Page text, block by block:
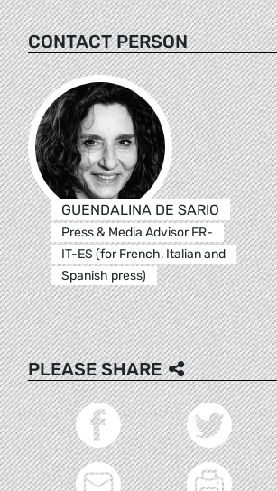
CONTACT PERSON
GUENDALINA DE SARIO
Press & Media Advisor FR-
IT-ES (for French, Italian and
Spanish press)
PLEASE SHARE